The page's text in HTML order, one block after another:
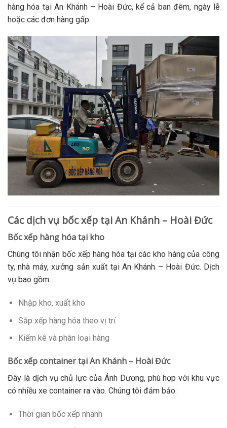
hàng hóa tại An Khánh – Hoài Đức, kể cả ban đêm, ngày lễ
hoặc các đơn hàng gấp.
Các dịch vụ bốc xếp tại An Khánh – Hoài Đức
Bốc xếp hàng hóa tại kho
Chúng tôi nhận bốc xếp hàng hóa tại các kho hàng của công
ty, nhà máy, xưởng sản xuất tại An Khánh – Hoài Đức. Dịch
vụ bao gồm:
Nhập kho, xuất kho
Sắp xếp hàng hóa theo vị trí
Kiểm kê và phân loại hàng
Bốc xếp container tại An Khánh – Hoài Đức
Đây là dịch vụ chủ lực của Ánh Dương, phù hợp với khu vực
có nhiều xe container ra vào. Chúng tôi đảm bảo:
Thời gian bốc xếp nhanh